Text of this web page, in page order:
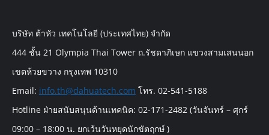
บริษัท ต้าหัว เทคโนโลยี (ประเทศไทย) จำกัด
444 ชั้น 21 Olympia Thai Tower ถ.รัชดาภิเษก แขวงสามเสนนอก
เขตห้วยขวาง กรุงเทพ 10310
Email: info.th@dahuatech.com โทร. 02-541-5188
Hotline ฝ่ายสนับสนุนด้านเทคนิค: 02-171-2482 (วันจันทร์ – ศุกร์
09:00 – 18:00 น. ยกเว้นวันหยุดนักขัตฤกษ์ )